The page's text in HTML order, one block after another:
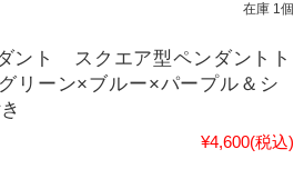
在庫 1個
ント スクエア型ペンダントト
リーン×ブルー×パープル＆シ
¥4,600(税込)